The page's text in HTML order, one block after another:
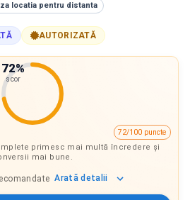
locatia pentru distanta
AUTORIZATĂ
72%
scor
72/100 puncte
primesc mai multă încredere și
mai bune.
Arată detalii